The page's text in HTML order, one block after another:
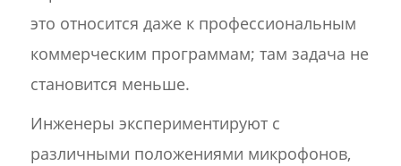
это относится даже к профессиональным
коммерческим программам; там задача не
становится меньше.
Инженеры экспериментируют с
различными положениями микрофонов,